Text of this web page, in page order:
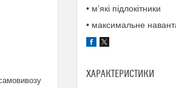
• м’які підлокітники
• максимальне
ХАРАКТЕРИСТИКИ